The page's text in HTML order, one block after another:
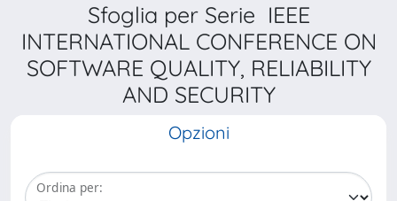
Sfoglia per Serie IEEE
INTERNATIONAL CONFERENCE ON
SOFTWARE QUALITY, RELIABILITY
AND SECURITY
Opzioni
Ordina per: